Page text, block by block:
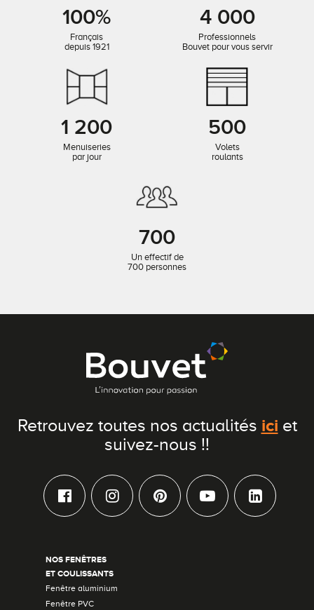
100%
Français
depuis 1921
4 000
Professionnels
Bouvet pour vous servir
1 200
Menuiseries
par jour
500
Volets
roulants
700
Un effectif de
700 personnes
Retrouvez toutes nos actualités ici et
suivez-nous !!
NOS FENÊTRES
ET COULISSANTS
Fenêtre aluminium
Fenêtre PVC